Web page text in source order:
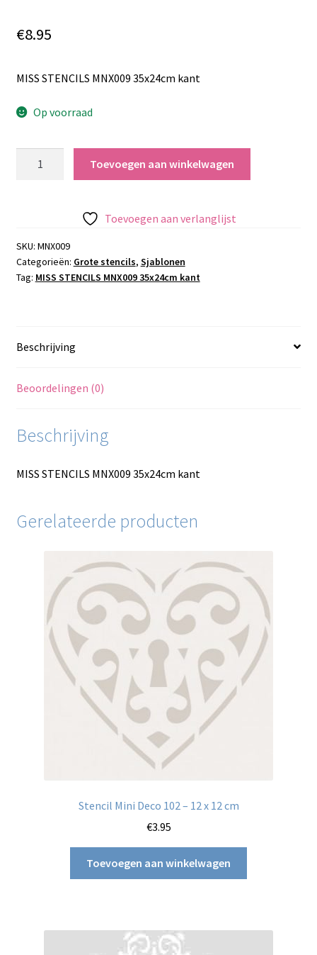
€8.95
MISS STENCILS MNX009 35x24cm kant
Op voorraad
aantal
Toevoegen aan winkelwagen
Toevoegen aan verlanglijst
SKU: MNX009
Categorieën: Grote stencils, Sjablonen
Tag: MISS STENCILS MNX009 35x24cm kant
Beschrijving
Beoordelingen (0)
Beschrijving
MISS STENCILS MNX009 35x24cm kant
Gerelateerde producten
Stencil Mini Deco 102 – 12 x 12 cm
€3.95
Toevoegen aan winkelwagen